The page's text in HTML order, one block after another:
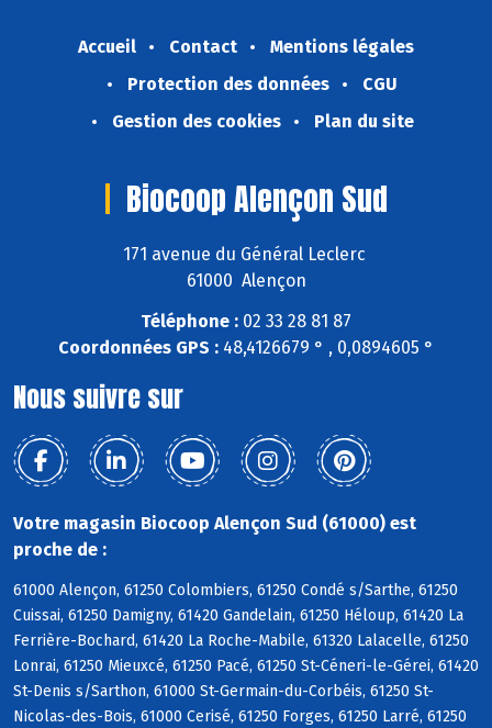
Accueil Contact
Mentions légales
Protection des données
CGU
Gestion des cookies
Plan du site
Biocoop Alençon Sud
171 avenue du Général Leclerc
61000 Alençon
Téléphone : 02 33 28 81 87
Coordonnées GPS : 48,4126679 ° , 0,0894605 °
Nous suivre sur
Votre magasin Biocoop Alençon Sud (61000) est
proche de :
61000 Alençon, 61250 Colombiers, 61250 Condé s/Sarthe, 61250
Cuissai, 61250 Damigny, 61420 Gandelain, 61250 Héloup, 61420 La
Ferrière-Bochard, 61420 La Roche-Mabile, 61320 Lalacelle, 61250
Lonrai, 61250 Mieuxcé, 61250 Pacé, 61250 St-Céneri-le-Gérei, 61420
St-Denis s/Sarthon, 61000 St-Germain-du-Corbéis, 61250 St-
Nicolas-des-Bois, 61000 Cerisé, 61250 Forges, 61250 Larré, 61250